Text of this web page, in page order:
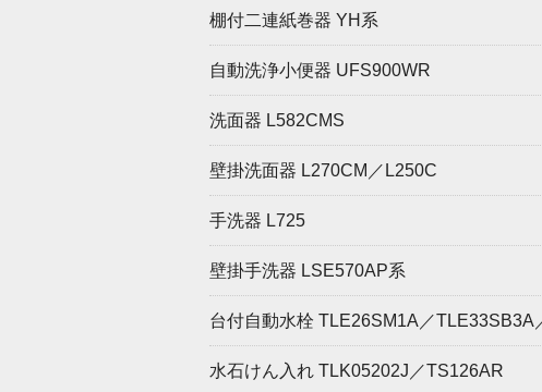
棚付二連紙巻器 YH系
自動洗浄小便器 UFS900WR
洗面器 L582CMS
壁掛洗面器 L270CM／L250C
手洗器 L725
壁掛手洗器 LSE570AP系
台付自動水栓 TLE26SM1A／TLE33SB3A
水石けん入れ TLK05202J／TS126AR